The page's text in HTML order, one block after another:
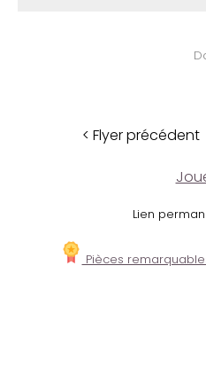
< Flyer précédent
Lien
Pièces